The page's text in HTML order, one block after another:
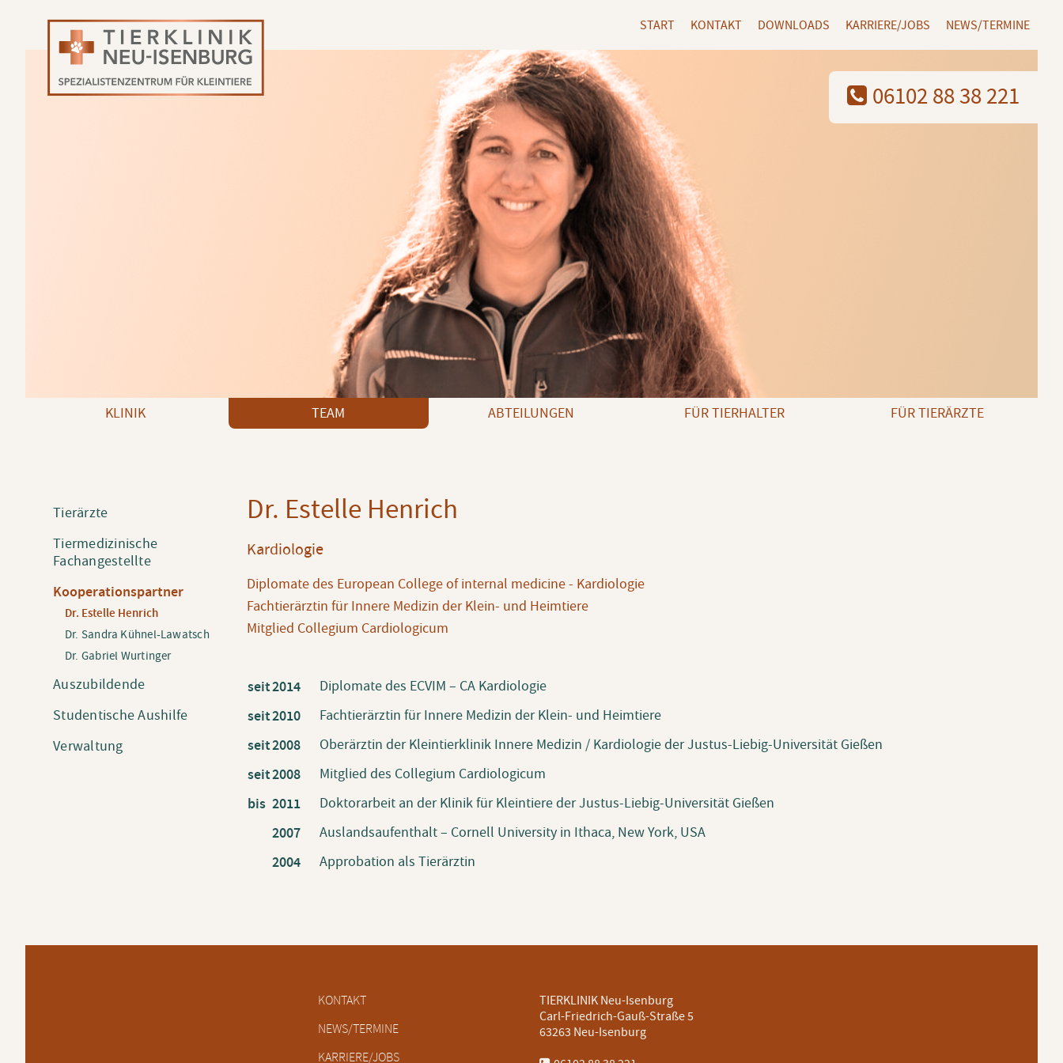
Navigation
überspringen
START KONTAKT DOWNLOADS KARRIERE/JOBS NEWS/TERMINE
06102 88 38 221
Navigation überspringen
KLINIK TEAM ABTEILUNGEN FÜR TIERHALTER FÜR TIERÄRZTE
Dr. Estelle Henrich
Kardiologie
Diplomate des European College of internal medicine - Kardiologie
Fachtierärztin für Innere Medizin der Klein- und Heimtiere
Mitglied Collegium Cardiologicum
seit2014 Diplomate des ECVIM – CA Kardiologie
seit2010 Fachtierärztin für Innere Medizin der Klein- und Heimtiere
seit2008 Oberärztin der Kleintierklinik Innere Medizin / Kardiologie der Justus-Liebig-Universität Gießen
seit2008 Mitglied des Collegium Cardiologicum
bis 2011 Doktorarbeit an der Klinik für Kleintiere der Justus-Liebig-Universität Gießen
2007 Auslandsaufenthalt – Cornell University in Ithaca, New York, USA
2004 Approbation als Tierärztin
Navigation
Tierärzte
Tiermedizinische
Fachangestellte
Kooperationspartner
Dr. Estelle Henrich
Dr. Sandra Kühnel-Lawatsch
Dr. Gabriel Wurtinger
Auszubildende
Studentische Aushilfe
Verwaltung
Navigation
KONTAKT
NEWS/TERMINE
KARRIERE/JOBS
TIERKLINIK Neu-Isenburg
Carl-Friedrich-Gauß-Straße 5
63263 Neu-Isenburg